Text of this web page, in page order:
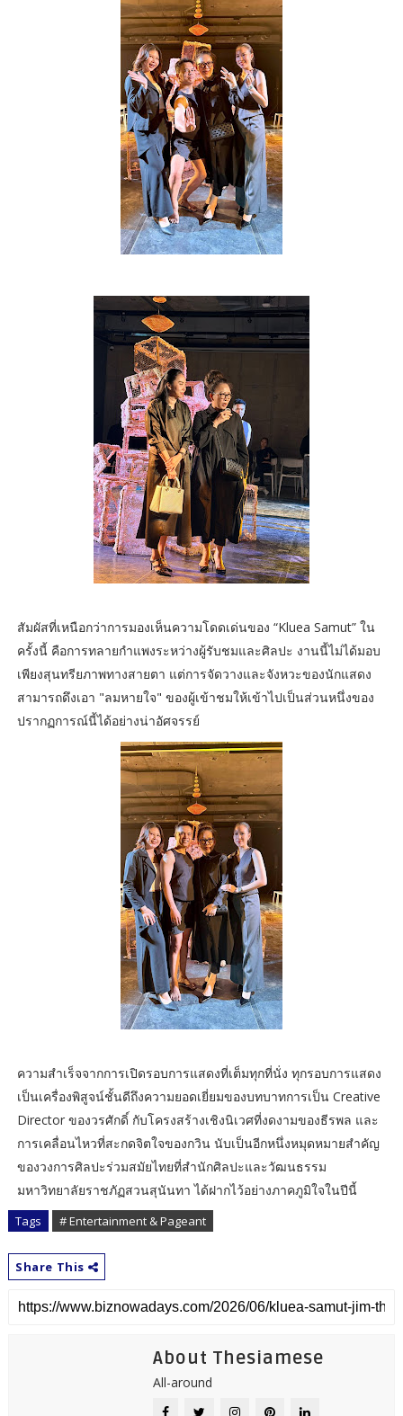
สัมผัสที่เหนือกว่าการมองเห็นความโดดเด่นของ “Kluea Samut” ใน
ครั้งนี้ คือการทลายกำแพงระหว่างผู้รับชมและศิลปะ งานนี้ไม่ได้มอบ
เพียงสุนทรียภาพทางสายตา แต่การจัดวางและจังหวะของนักแสดง
สามารถดึงเอา "ลมหายใจ" ของผู้เข้าชมให้เข้าไปเป็นส่วนหนึ่งของ
ปรากฏการณ์นี้ได้อย่างน่าอัศจรรย์
ความสำเร็จจากการเปิดรอบการแสดงที่เต็มทุกที่นั่ง ทุกรอบการแสดง
เป็นเครื่องพิสูจน์ชั้นดีถึงความยอดเยี่ยมของบทบาทการเป็น Creative
Director ของวรศักดิ์ กับโครงสร้างเชิงนิเวศที่งดงามของธีรพล และ
การเคลื่อนไหวที่สะกดจิตใจของกวิน นับเป็นอีกหนึ่งหมุดหมายสำคัญ
ของวงการศิลปะร่วมสมัยไทยที่สำนักศิลปะและวัฒนธรรม
มหาวิทยาลัยราชภัฏสวนสุนันทา ได้ฝากไว้อย่างภาคภูมิใจในปีนี้
Tags # Entertainment & Pageant
Share This
About Thesiamese
All-around